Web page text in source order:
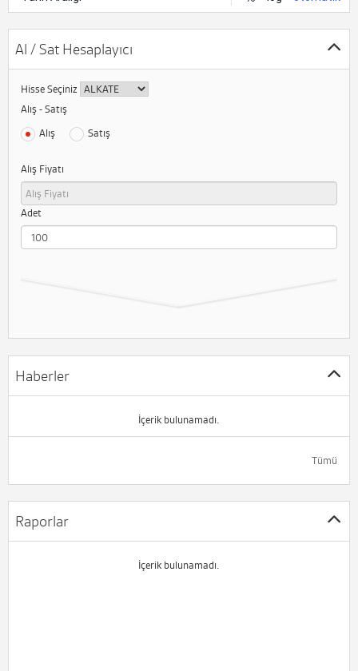
Al / Sat Hesaplayıcı
Hisse Seçiniz
Alış - Satış
Alış
Satış
Alış Fiyatı
Adet
Haberler
İçerik bulunamadı.
Tümü
Raporlar
İçerik bulunamadı.